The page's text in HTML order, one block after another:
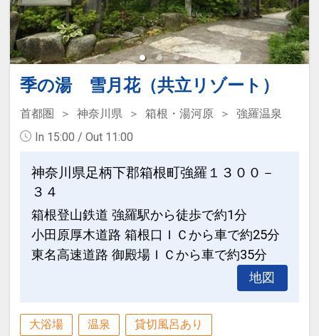
季の湯 雪月花（共立リゾート）
首都圏 神奈川県 箱根・湯河原
強羅温泉
In 15:00 / Out 11:00
神奈川県足柄下郡箱根町強羅１３００－
３４
箱根登山鉄道 強羅駅から徒歩で約1分
小田原厚木道路 箱根口ＩＣから車で約25分
東名高速道路 御殿場ＩＣから車で約35分
地図
大浴場 温泉 貸切風呂あり